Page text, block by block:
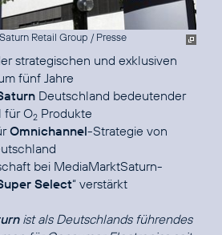
Retail Group / Presse
strategischen und exklusiven
fünf Jahre
Deutschland bedeutender
für O2 Produkte
Omnichannel-Strategie von
bei MediaMarktSaturn-
Select“ verstärkt
ist als Deutschlands führendes